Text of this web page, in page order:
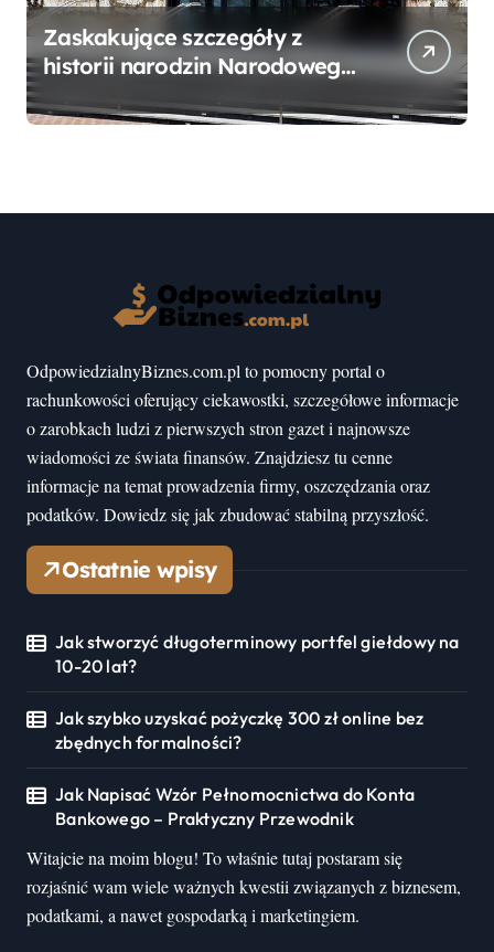
Zaskakujące szczegóły z
historii narodzin Narodowego
mogłeś nie wiedzieć
OdpowiedzialnyBiznes.com.pl to pomocny portal o
rachunkowości oferujący ciekawostki, szczegółowe informacje
o zarobkach ludzi z pierwszych stron gazet i najnowsze
wiadomości ze świata finansów. Znajdziesz tu cenne
informacje na temat prowadzenia firmy, oszczędzania oraz
podatków. Dowiedz się jak zbudować stabilną przyszłość.
Ostatnie wpisy
Jak stworzyć długoterminowy portfel giełdowy na
10-20 lat?
Jak szybko uzyskać pożyczkę 300 zł online bez
zbędnych formalności?
Jak Napisać Wzór Pełnomocnictwa do Konta
Bankowego – Praktyczny Przewodnik
Witajcie na moim blogu! To właśnie tutaj postaram się
rozjaśnić wam wiele ważnych kwestii związanych z biznesem,
podatkami, a nawet gospodarką i marketingiem.